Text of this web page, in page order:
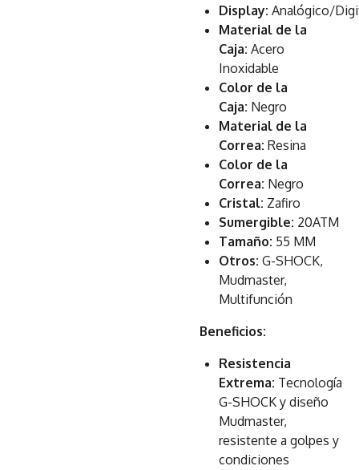
Display: Analógico/
Material de la
Caja: Acero
Inoxidable
Color de la
Caja: Negro
Material de la
Correa: Resina
Color de la
Correa: Negro
Cristal: Zafiro
Sumergible: 20ATM
Tamaño: 55 MM
Otros: G-SHOCK,
Mudmaster,
Multifunción
Beneficios:
Resistencia
Extrema: Tecnología
G-SHOCK y diseño
Mudmaster,
resistente a golpes y
condiciones